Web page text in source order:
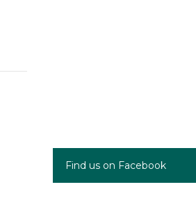
Find us on Facebook